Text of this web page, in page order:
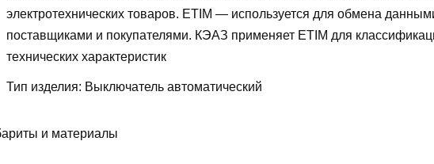
электротехнических товаров. ETIM — используется для обмена
поставщиками и покупателями. КЭАЗ применяет ETIM для
технических характеристик
Тип изделия: Выключатель автоматический
и материалы